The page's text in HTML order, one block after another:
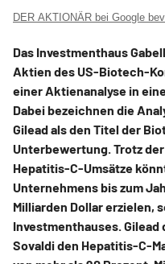
DER AKTIONÄR bei Google
Das Investmenthaus
Aktien des US-Biotech-
einer Aktienanalyse in
Dabei bezeichnen die
Gilead als den Titel der
Unterbewertung. Trotz
Hepatitis-C-Umsätze
Unternehmens bis zum
Milliarden Dollar erzielen,
Investmenthauses.
Sovaldi den Hepatitis-C-